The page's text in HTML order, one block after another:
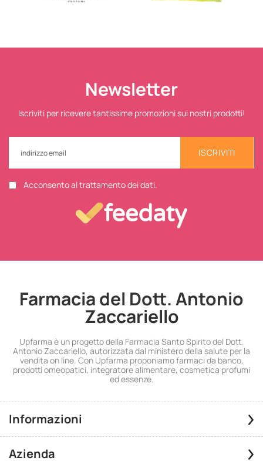
Newsletter
Iscriviti per ricevere tantissime promozioni sui nostri prodotti!
ISCRIVITI
Acconsento al trattamento dei dati.
Farmacia del Dott. Antonio
Zaccariello
Upfarma è un progetto della Farmacia Santo Spirito del Dott.
Antonio Zaccariello, autorizzata dal ministero della salute per la
vendita on line. Con Upfarma proponiamo farmaci da banco,
prodotti omeopatici, integratore alimentare, cosmetica profumi
ed essenze.
Informazioni
Azienda